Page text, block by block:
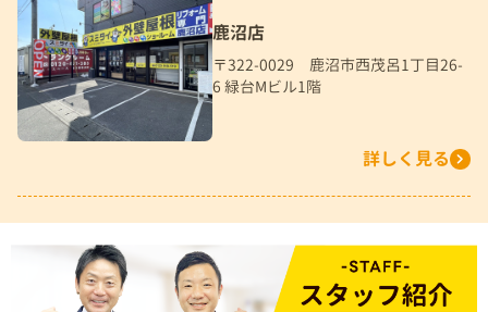
鹿沼店
〒322-0029 鹿沼市西茂呂1丁目26-
6 緑台Mビル1階
詳しく見る